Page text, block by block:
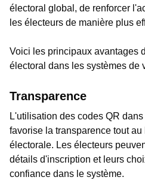
électoral global, de renforcer
les électeurs de manière plus
Voici les principaux avantages
électoral dans les systèmes de
Transparence
L'utilisation des codes QR
favorise la transparence tout
électorale. Les électeurs
détails d'inscription et leurs
confiance dans le système.